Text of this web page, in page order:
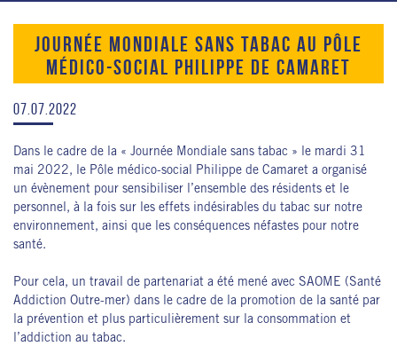
JOURNÉE MONDIALE SANS TABAC AU PÔLE
MÉDICO-SOCIAL PHILIPPE DE CAMARET
07.07.2022
Dans le cadre de la « Journée Mondiale sans tabac » le mardi 31
mai 2022, le Pôle médico-social Philippe de Camaret a organisé
un évènement pour sensibiliser l’ensemble des résidents et le
personnel, à la fois sur les effets indésirables du tabac sur notre
environnement, ainsi que les conséquences néfastes pour notre
santé.
Pour cela, un travail de partenariat a été mené avec SAOME (Santé
Addiction Outre-mer) dans le cadre de la promotion de la santé par
la prévention et plus particulièrement sur la consommation et
l’addiction au tabac.